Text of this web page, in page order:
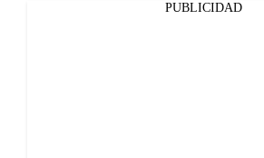
PUBLICIDAD